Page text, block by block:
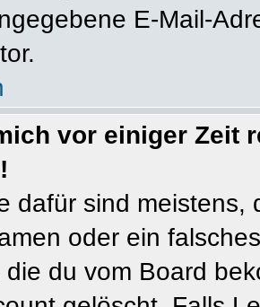
E-Mail-
vor einiger Zeit
dafür sind
oder ein
die du vom Board